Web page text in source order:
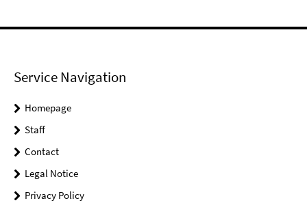
Service Navigation
Homepage
Staff
Contact
Legal Notice
Privacy Policy